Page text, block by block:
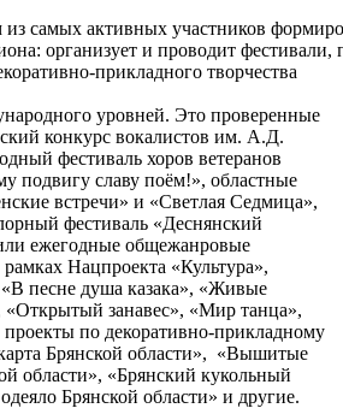
из самых активных участников
организует и проводит
прикладного творчества
уровней. Это проверенные
конкурс вокалистов им. А.Д.
фестиваль хоров ветеранов
подвигу славу поём!», областные
встречи» и «Светлая Седмица»,
фестиваль «Деснянский
ежегодные общежанровые
Нацпроекта «Культура»,
песне душа казака», «Живые
занавес», «Мир танца»,
проекты по декоративно-прикладному
Брянской области», «Вышитые
области», «Брянский кукольный
Брянской области» и другие.